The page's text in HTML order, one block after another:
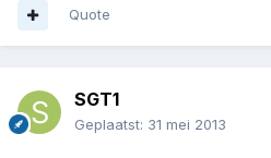
Quote
SGT1
Geplaatst: 31 mei 2013